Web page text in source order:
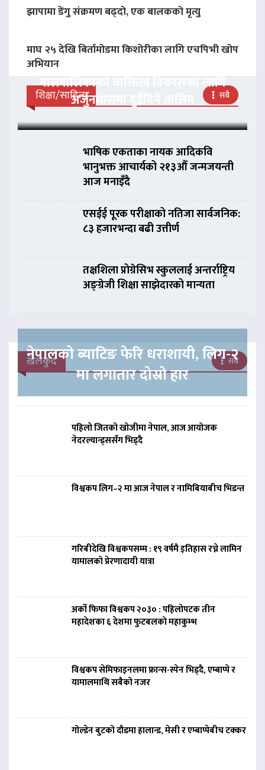
झापामा डेंगु संक्रमण बढ्दो, एक बालकको मृत्यु
माघ २५ देखि बिर्तामोडमा किशोरीका लागि एचपिभी खोप
अभियान
शिक्षा/साहित्य सबै
बालबालिकाको व्यक्तित्व विकासका लागि
अर्जुनधारामा दुईदिने तालिम
भाषिक एकताका नायक आदिकवि
भानुभक्त आचार्यको २१३औँ जन्मजयन्ती
आज मनाइँदै
एसईई पूरक परीक्षाको नतिजा सार्वजनिक:
८३ हजारभन्दा बढी उत्तीर्ण
तक्षशिला प्रोग्रेसिभ स्कुललाई अन्तर्राष्ट्रिय
अङ्ग्रेजी शिक्षा साझेदारको मान्यता
खेलकुद सबै
नेपालको ब्याटिङ फेरि धराशायी, लिग-२
मा लगातार दोस्रो हार
पहिलो जितको खोजीमा नेपाल, आज आयोजक
नेदरल्यान्ड्ससँग भिड्दै
विश्वकप लिग–२ मा आज नेपाल र नामिबियाबीच भिडन्त
गरिबीदेखि विश्वकपसम्म : १९ वर्षमै इतिहास रच्ने लामिन
यामालको प्रेरणादायी यात्रा
अर्को फिफा विश्वकप २०३० : पहिलोपटक तीन
महादेशका ६ देशमा फुटबलको महाकुम्भ
विश्वकप सेमिफाइनलमा फ्रान्स-स्पेन भिड्दै, एम्बाप्पे र
यामालमाथि सबैको नजर
गोल्डेन बुटको दौडमा हालान्ड, मेसी र एम्बाप्पेबीच टक्कर